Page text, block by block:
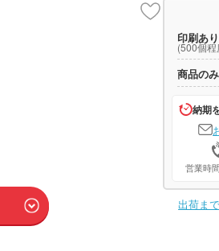
印刷あり
(500個
商品のみ
納期
営業時
出荷ま